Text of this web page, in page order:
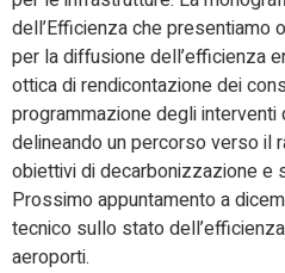
dell’Efficienza che presentiamo
per la diffusione dell’efficienza
ottica di rendicontazione dei
programmazione degli
delineando un percorso verso il
obiettivi di decarbonizzazione e
Prossimo appuntamento a
tecnico sullo stato
aeroporti.